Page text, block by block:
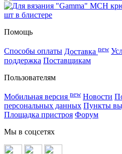
Помощь
Способы оплаты Доставка new
поддержка Поставщикам
Пользователям
Мобильная версия new Новости
персональных данных Пункты
Площадка пристроя Форум
Мы в соцсетях